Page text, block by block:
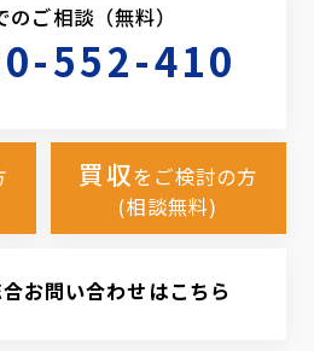
のご相談（無料）
552-410
買収をご検討の方
(相談無料)
お問い合わせはこちら